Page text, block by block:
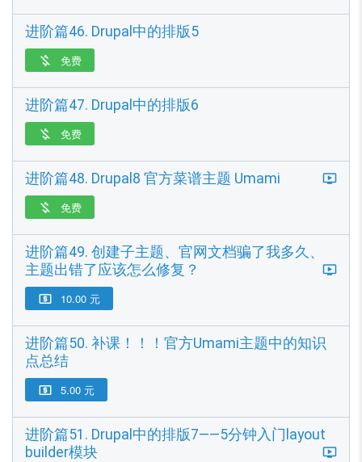
进阶篇46. Drupal中的排版5
 免费
进阶篇47. Drupal中的排版6
 免费
进阶篇48. Drupal8 官方菜谱主题 Umami
 免费
进阶篇49. 创建子主题、官网文档骗了我多久、
主题出错了应该怎么修复？
 10.00 元
进阶篇50. 补课！！！官方Umami主题中的知识
点总结
 5.00 元
进阶篇51. Drupal中的排版7——5分钟入门layout
builder模块